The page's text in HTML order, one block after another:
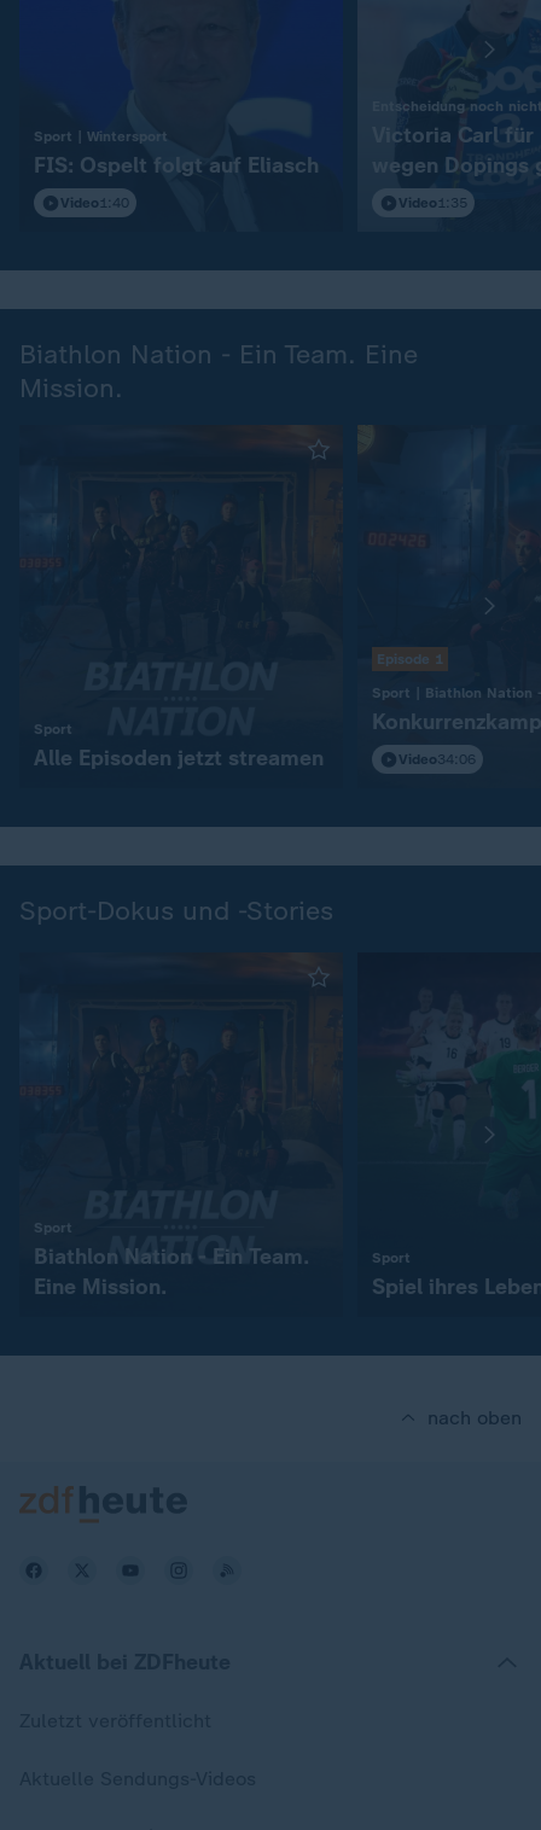
Sport | Wintersport
FIS: Ospelt folgt auf Eliasch
Video 1:40
Entscheidung noch
Victoria Carl
wegen
Video 1:35
Biathlon Nation - Ein Team. Eine
Mission.
Sport
Alle Episoden jetzt streamen
Episode 1
Video34:06
Sport-Dokus und -Stories
Sport
Biathlon Nation - Ein Team.
Eine Mission.
Sport
Spiel ihres
nach oben